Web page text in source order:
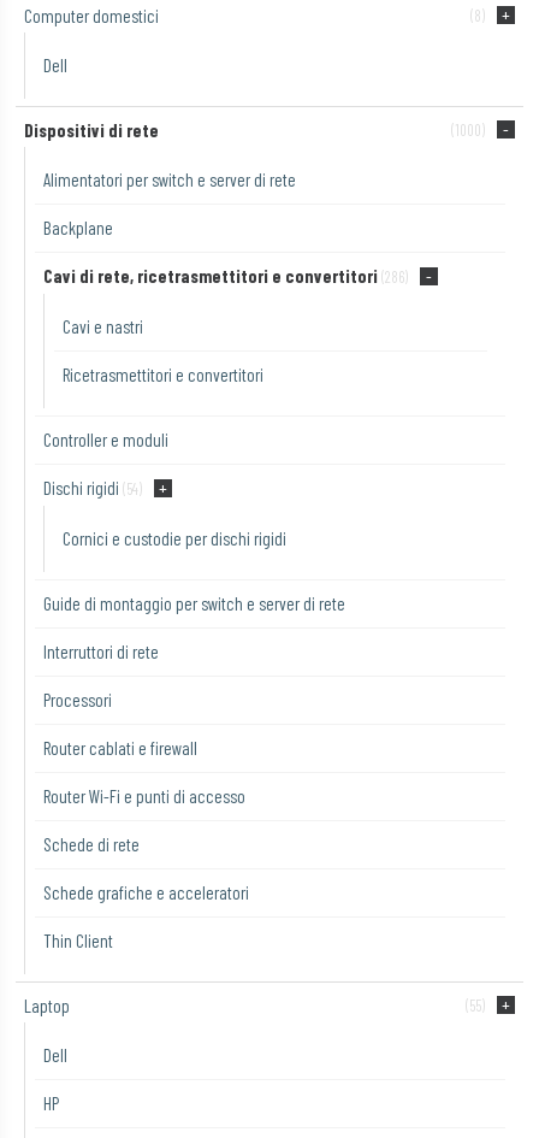
Computer domestici (8)
Dell
Dispositivi di rete (1000)
Alimentatori per switch e server di rete
Backplane
Cavi di rete, ricetrasmettitori e convertitori (286)
Cavi e nastri
Ricetrasmettitori e convertitori
Controller e moduli
Dischi rigidi (54)
Cornici e custodie per dischi rigidi
Guide di montaggio per switch e server di rete
Interruttori di rete
Processori
Router cablati e firewall
Router Wi-Fi e punti di accesso
Schede di rete
Schede grafiche e acceleratori
Thin Client
Laptop (55)
Dell
HP